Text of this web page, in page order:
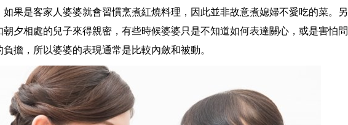
果是客家人婆婆就會習慣烹煮紅燒料理，因此並非故意煮媳婦不愛吃的菜。另
夕相處的兒子來得親密，有些時候婆婆只是不知道如何表達關心，或是害怕問
擔，所以婆婆的表現通常是比較內斂和被動。